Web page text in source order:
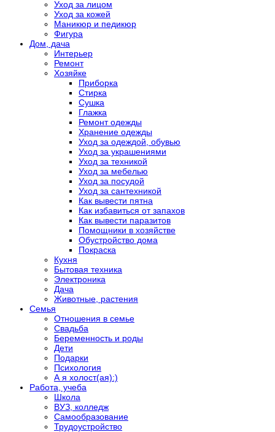
Уход за лицом
Уход за кожей
Маникюр и педикюр
Фигура
Дом, дача
Интерьер
Ремонт
Хозяйке
Приборка
Стирка
Сушка
Глажка
Ремонт одежды
Хранение одежды
Уход за одеждой, обувью
Уход за украшениями
Уход за техникой
Уход за мебелью
Уход за посудой
Уход за сантехникой
Как вывести пятна
Как избавиться от запахов
Как вывести паразитов
Помощники в хозяйстве
Обустройство дома
Покраска
Кухня
Бытовая техника
Электроника
Дача
Животные, растения
Семья
Отношения в семье
Свадьба
Беременность и роды
Дети
Подарки
Психология
А я холост(ая):)
Работа, учеба
Школа
ВУЗ, колледж
Самообразование
Трудоустройство